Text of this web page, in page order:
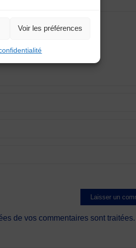
Voir les préférences
de vos commentaires sont traitées.